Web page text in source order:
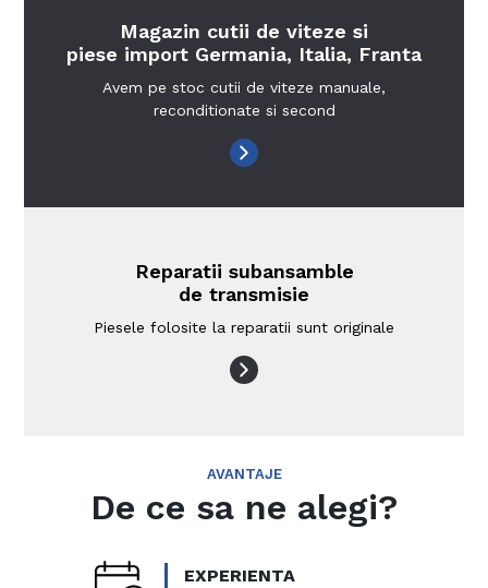
Magazin cutii de viteze si
piese import Germania, Italia, Franta
Avem pe stoc cutii de viteze manuale,
reconditionate si second
Reparatii subansamble
de transmisie
Piesele folosite la reparatii sunt originale
AVANTAJE
De ce sa ne alegi?
EXPERIENTA